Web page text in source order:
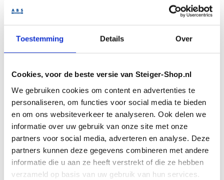
Toestemming Details Over
Cookies, voor de beste versie van Steiger-Shop.nl
We gebruiken cookies om content en advertenties te
personaliseren, om functies voor social media te bieden
en om ons websiteverkeer te analyseren. Ook delen we
informatie over uw gebruik van onze site met onze
partners voor social media, adverteren en analyse. Deze
partners kunnen deze gegevens combineren met andere
informatie die u aan ze heeft verstrekt of die ze hebben
verzameld op basis van uw gebruik van hun services.
Kniestukken 4-weg
Schoorstempels
PAL Torens
PAL onderdelen
Hekwerk
Dranghekken
Bouwhek accessoires
Bouwhekvoeten
Hekklemmen
Bouwhekzeilen
Bouwheknetten